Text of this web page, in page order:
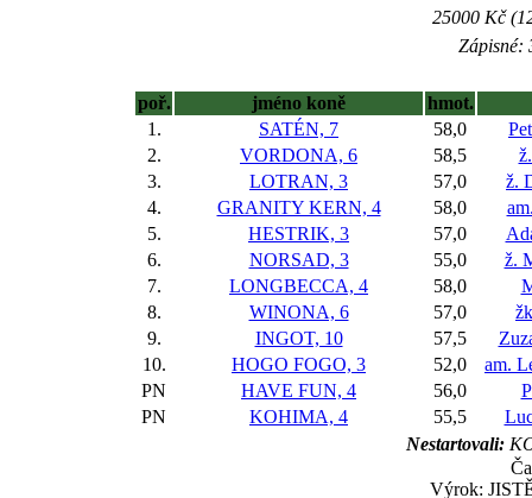
25000 Kč
Zápisné:
poř. jméno koně
hmot.
1.
SATÉN, 7 58,0
2.
VORDONA, 6 58,5
3.
LOTRAN, 3 57,0
ž.
4.
GRANITY KERN, 4 58,0
5.
HESTRIK, 3 57,0
6.
NORSAD, 3 55,0
ž.
7.
LONGBECCA, 4 58,0
8.
WINONA, 6 57,0
9.
INGOT, 10 57,5
10.
HOGO FOGO, 3 52,0
am.
PN
HAVE FUN, 4 56,0
PN
KOHIMA, 4 55,5
Nestartovali:
Výrok: